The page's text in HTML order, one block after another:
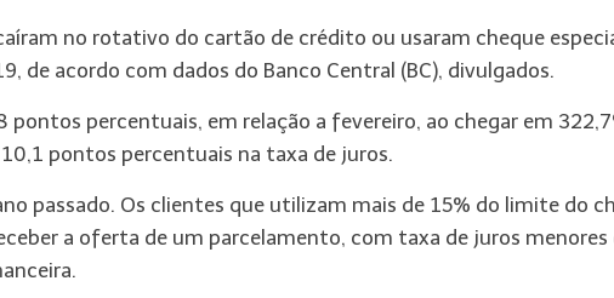
no rotativo do cartão de crédito ou usaram cheque
de acordo com dados do Banco Central (BC), divulgados.
pontos percentuais, em relação a fevereiro, ao chegar em
pontos percentuais na taxa de juros.
passado. Os clientes que utilizam mais de 15% do limite do
a oferta de um parcelamento, com taxa de juros menores